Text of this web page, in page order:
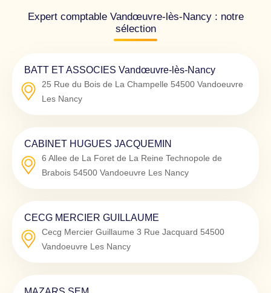
Expert comptable Vandœuvre-lès-Nancy : notre
sélection
BATT ET ASSOCIES Vandœuvre-lès-Nancy
25 Rue du Bois de La Champelle 54500 Vandoeuvre
Les Nancy
CABINET HUGUES JACQUEMIN
6 Allee de La Foret de La Reine Technopole de
Brabois 54500 Vandoeuvre Les Nancy
CECG MERCIER GUILLAUME
Cecg Mercier Guillaume 3 Rue Jacquard 54500
Vandoeuvre Les Nancy